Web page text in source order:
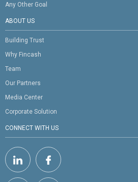
Any Other Goal
ABOUT US
Building Trust
Why Fincash
Team
Our Partners
Media Center
Corporate Solution
CONNECT WITH US